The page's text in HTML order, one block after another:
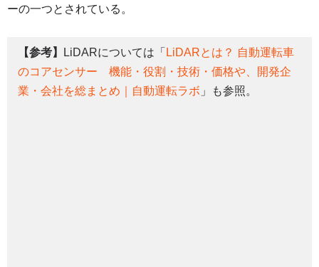
ーの一つとされている。
【参考】 LiDARについては「 LiDARとは？ 自動運転車
のコアセンサー 機能・役割・技術・価格や、開発企
業・会社を総まとめ｜自動運転ラボ 」も参照。